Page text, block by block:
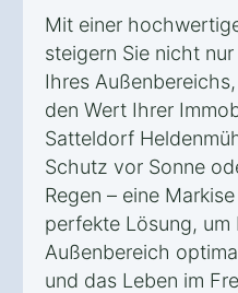
Mit einer
steigern Sie nicht
Ihres
den Wert Ihrer
Satteldorf
Schutz vor Sonne
Regen – eine
perfekte Lösung, um
Außenbereich
und das Leben im